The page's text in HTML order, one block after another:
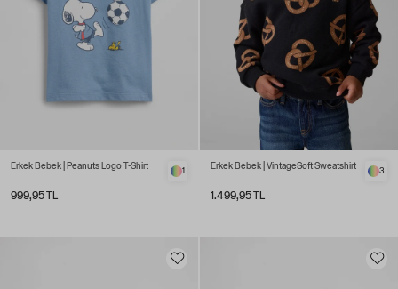
Erkek Bebek | Peanuts Logo T-Shirt
999,95 TL
1
Erkek Bebek | VintageSoft Sweatshirt
1.499,95 TL
3